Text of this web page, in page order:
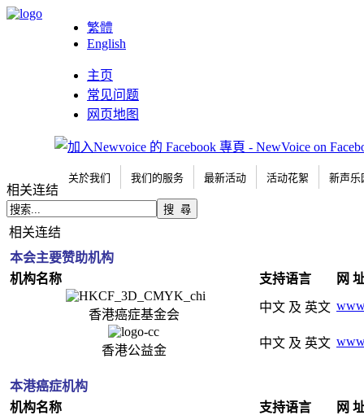
繁體
English
主页
常见问题
网页地图
关於我们 我们的服务 最新活动 活动花絮 新声乐
相关连结
相关连结
本会主要赞助机构
机构名称
支持语言 网
香港癌症基金会
中文 及 英文
香港公益金
中文 及 英文
本港癌症机构
机构名称
支持语言
网